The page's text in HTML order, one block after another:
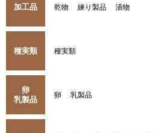
加工品 乾物 練り製品 漬物
種実類 種実類
卵
乳製品
卵 乳製品